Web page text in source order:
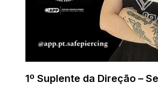
1º Suplente da Direção –